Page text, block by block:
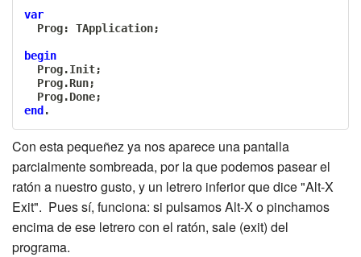
var
  Prog
: TApplication;
begin
  Prog
.Init;
  Prog
.Run;
  Prog
.Done;
end.
Con esta pequeñez ya nos aparece una pantalla
parcialmente sombreada, por la que podemos pasear el
ratón a nuestro gusto, y un letrero inferior que dice "Alt-X
Exit". Pues sí, funciona: si pulsamos Alt-X o pinchamos
encima de ese letrero con el ratón, sale (exit) del
programa.